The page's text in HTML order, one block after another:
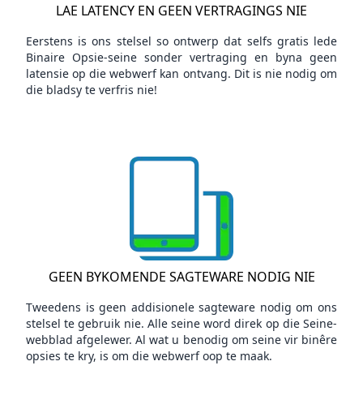
LAE LATENCY EN GEEN VERTRAGINGS NIE
Eerstens is ons stelsel so ontwerp dat selfs gratis lede
Binaire Opsie-seine sonder vertraging en byna geen
latensie op die webwerf kan ontvang. Dit is nie nodig om
die bladsy te verfris nie!
GEEN BYKOMENDE SAGTEWARE NODIG NIE
Tweedens is geen addisionele sagteware nodig om ons
stelsel te gebruik nie. Alle seine word direk op die Seine-
webblad afgelewer. Al wat u benodig om seine vir binêre
opsies te kry, is om die webwerf oop te maak.